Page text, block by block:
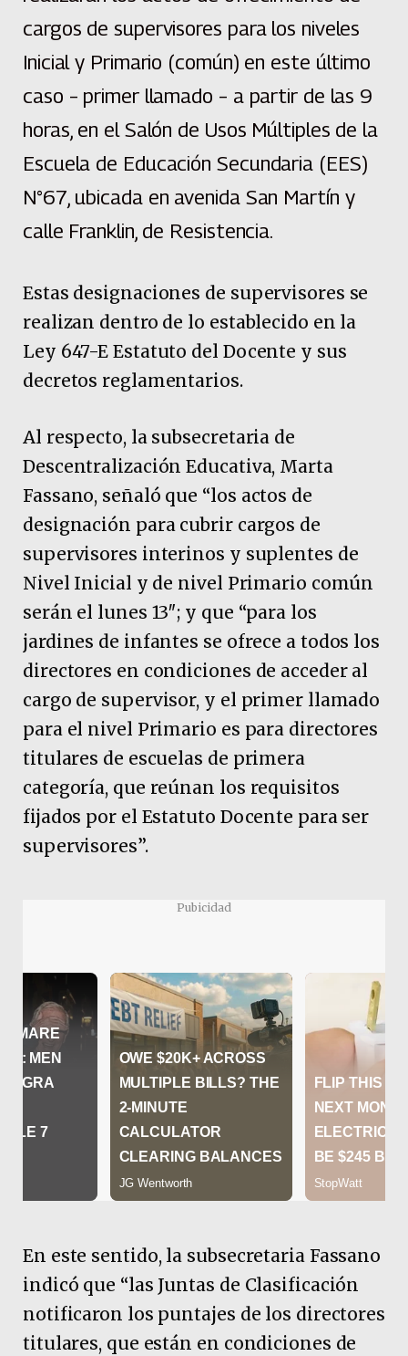
cargos de supervisores para los niveles
Inicial y Primario (común) en este último
caso – primer llamado – a partir de las 9
horas, en el Salón de Usos Múltiples de la
Escuela de Educación Secundaria (EES)
N°67, ubicada en avenida San Martín y
calle Franklin, de Resistencia.
Estas designaciones de supervisores se
realizan dentro de lo establecido en la
Ley 647-E Estatuto del Docente y sus
decretos reglamentarios.
Al respecto, la subsecretaria de
Descentralización Educativa, Marta
Fassano, señaló que “los actos de
designación para cubrir cargos de
supervisores interinos y suplentes de
Nivel Inicial y de nivel Primario común
serán el lunes 13″; y que “para los
jardines de infantes se ofrece a todos los
directores en condiciones de acceder al
cargo de supervisor, y el primer llamado
para el nivel Primario es para directores
titulares de escuelas de primera
categoría, que reúnan los requisitos
fijados por el Estatuto Docente para ser
supervisores”.
Pubicidad
En este sentido, la subsecretaria Fassano
indicó que “las Juntas de Clasificación
notificaron los puntajes de los directores
titulares, que están en condiciones de